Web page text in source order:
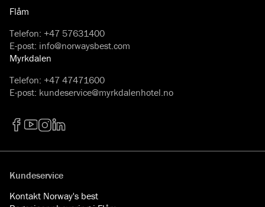
Flåm
Telefon: +47 57631400
E-post: info@norwaysbest.com
Myrkdalen
Telefon: +47 47471600
E-post: kundeservice@myrkdalenhotel.no
Kundeservice
Kontakt Norway's best